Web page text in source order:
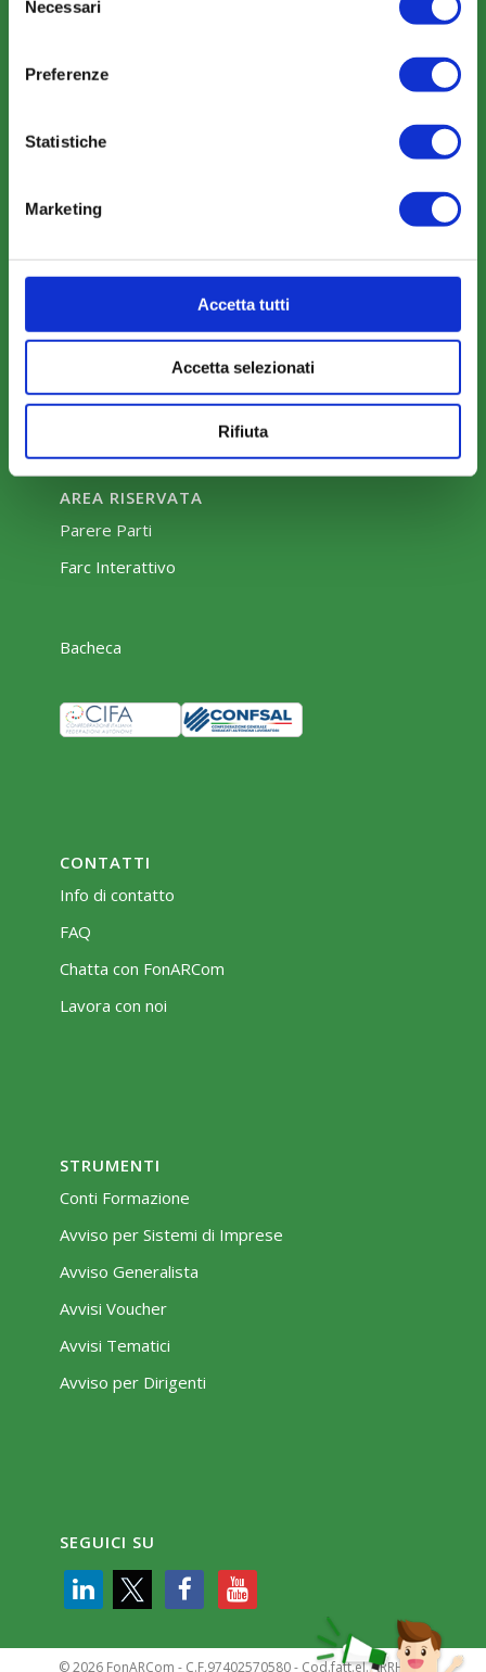
delNecessari
Preferenze
Statistiche
Marketing
Accetta tutti
Accetta selezionati
Rifiuta
COMUNICAZIONI
Rassegna Stampa
Sfoglia la nostra brochure
AREA RISERVATA
Parere Parti
Farc Interattivo
Bacheca
CONTATTI
Info di contatto
FAQ
Chatta con FonARCom
Lavora con noi
STRUMENTI
Conti Formazione
Avviso per Sistemi di Imprese
Avviso Generalista
Avvisi Voucher
Avvisi Tematici
Avviso per Dirigenti
SEGUICI SU
© 2026 FonARCom - C.F.97402570580 - Cod.fatt.el. KRRH6B9